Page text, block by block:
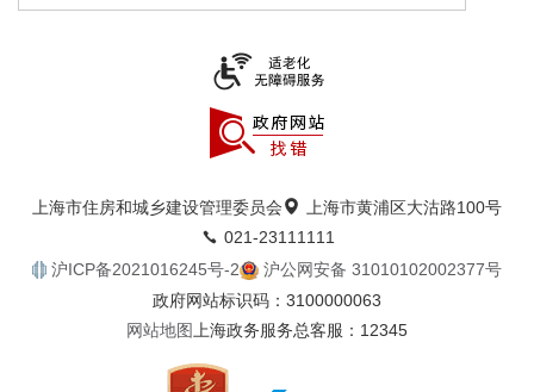
上海市住房和城乡建设管理委员会
上海市黄浦区大沽路100号
021-23111111
沪ICP备2021016245号-2
沪公网安备 31010102002377号
政府网站标识码：3100000063
网站地图 上海政务服务总客服：12345